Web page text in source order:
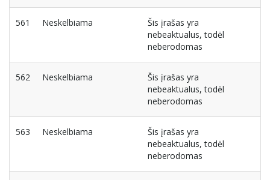
561 Neskelbiama
Šis įrašas yra
nebeaktualus, todėl
neberodomas
562 Neskelbiama
Šis įrašas yra
nebeaktualus, todėl
neberodomas
563 Neskelbiama
Šis įrašas yra
nebeaktualus, todėl
neberodomas